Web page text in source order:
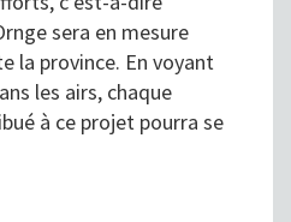
sera en mesure
la province. En voyant
les airs, chaque
à ce projet pourra se